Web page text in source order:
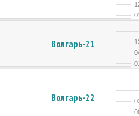
Волгарь-21
Волгарь-22